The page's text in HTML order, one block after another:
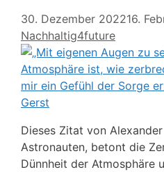
30. Dezember 202216.
Nachhaltig4future
Dieses Zitat von
Astronauten, betont die
Dünnheit der Atmosphäre